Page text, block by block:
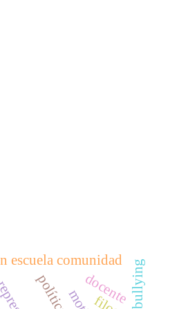
escuela comunidad bullying
docente